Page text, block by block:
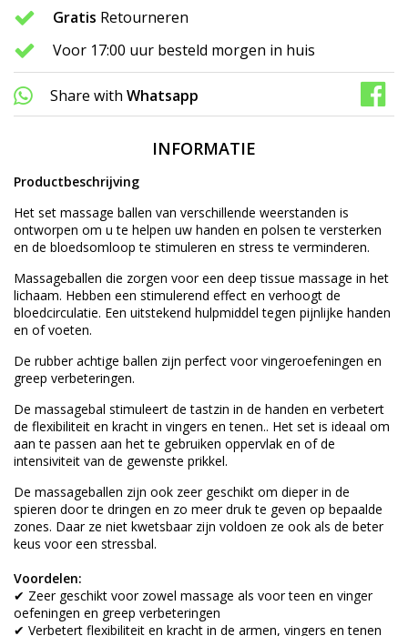
Gratis Retourneren
Voor 17:00 uur besteld morgen in huis
Share with Whatsapp
INFORMATIE
Productbeschrijving
Het set massage ballen van verschillende weerstanden is
ontworpen om u te helpen uw handen en polsen te versterken
en de bloedsomloop te stimuleren en stress te verminderen.
Massageballen die zorgen voor een deep tissue massage in het
lichaam. Hebben een stimulerend effect en verhoogt de
bloedcirculatie. Een uitstekend hulpmiddel tegen pijnlijke handen
en of voeten.
De rubber achtige ballen zijn perfect voor vingeroefeningen en
greep verbeteringen.
De massagebal stimuleert de tastzin in de handen en verbetert
de flexibiliteit en kracht in vingers en tenen.. Het set is ideaal om
aan te passen aan het te gebruiken oppervlak en of de
intensiviteit van de gewenste prikkel.
De massageballen zijn ook zeer geschikt om dieper in de
spieren door te dringen en zo meer druk te geven op bepaalde
zones. Daar ze niet kwetsbaar zijn voldoen ze ook als de beter
keus voor een stressbal.
Voordelen:
✔ Zeer geschikt voor zowel massage als voor teen en vinger
oefeningen en greep verbeteringen
✔ Verbetert flexibiliteit en kracht in de armen, vingers en tenen